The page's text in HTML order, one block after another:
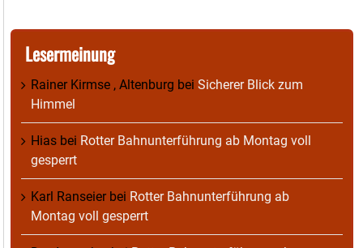
Lesermeinung
Rainer Kirmse , Altenburg bei Sicherer Blick zum
Himmel
Hias bei Rotter Bahnunterführung ab Montag voll
gesperrt
Karl Ranseierbei Rotter Bahnunterführung ab
Montag voll gesperrt